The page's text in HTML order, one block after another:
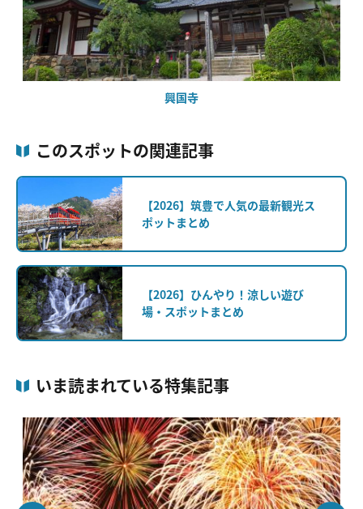
興国寺
このスポットの関連記事
【2026】筑豊で人気の最新観光ス
ポットまとめ
【2026】ひんやり！涼しい遊び
場・スポットまとめ
いま読まれている特集記事